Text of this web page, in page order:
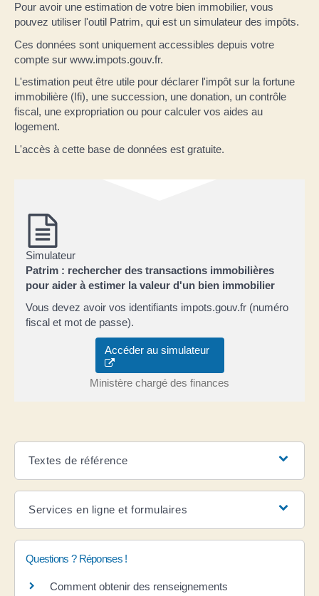
Pour avoir une estimation de votre bien immobilier, vous
pouvez utiliser l'outil Patrim, qui est un simulateur des impôts.
Ces données sont uniquement accessibles depuis votre
compte sur www.impots.gouv.fr.
L'estimation peut être utile pour déclarer l'impôt sur la fortune
immobilière (Ifi), une succession, une donation, un contrôle
fiscal, une expropriation ou pour calculer vos aides au
logement.
L'accès à cette base de données est gratuite.
Simulateur
Patrim : rechercher des transactions immobilières
pour aider à estimer la valeur d'un bien immobilier
Vous devez avoir vos identifiants impots.gouv.fr (numéro
fiscal et mot de passe).
Accéder au simulateur
Ministère chargé des finances
Textes de référence
Services en ligne et formulaires
Questions ? Réponses !
Comment obtenir des renseignements